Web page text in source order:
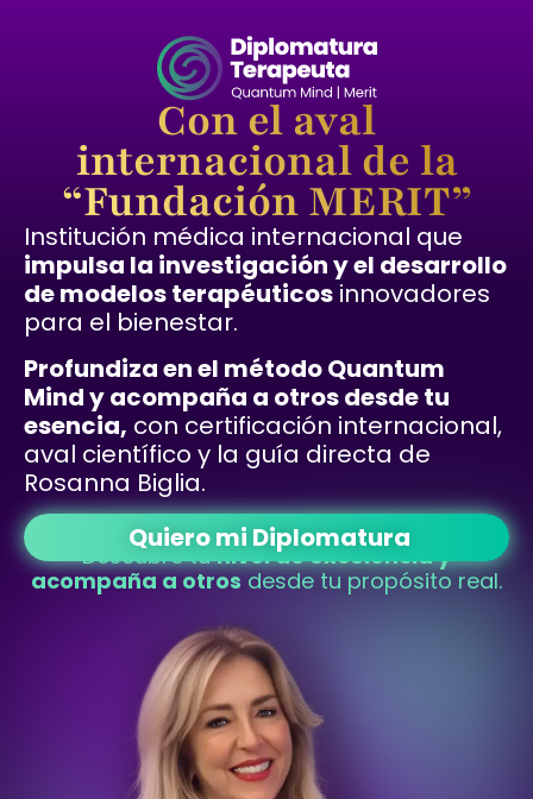
Con el aval
internacional de la
“Fundación MERIT”
Institución médica internacional que
impulsa la investigación y el desarrollo
de modelos terapéuticos innovadores
para el bienestar.
Profundiza en el método Quantum
Mind y acompaña a otros desde tu
esencia, con certificación internacional,
aval científico y la guía directa de
Rosanna Biglia.
Quiero mi Diplomatura
Descubre tunivel de excelencia y
acompaña a otrosdesde tu propósito real.